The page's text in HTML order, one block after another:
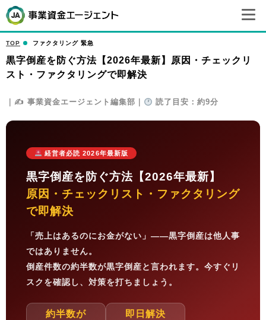
TOP ファクタリング 緊急
黒字倒産を防ぐ方法【2026年最新】原因・チェックリ
スト・ファクタリングで即解決
｜✍ 事業資金エージェント編集部｜ 読了目安：約9分
経営者必読 2026年最新版
黒字倒産を防ぐ方法【2026年最新】
原因・チェックリスト・ファクタリング
で即解決
「売上はあるのにお金がない」——黒字倒産は他人事
ではありません。
倒産件数の約半数が黒字倒産と言われます。今すぐリ
スクを確認し、対策を打ちましょう。
約半数が 即日解決